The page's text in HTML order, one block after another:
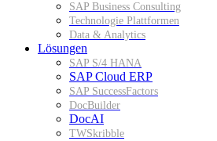
SAP Business Consulting
Technologie Plattformen
Data & Analytics
Lösungen
SAP S/4 HANA
SAP Cloud ERP
SAP SuccessFactors
DocBuilder
DocAI
TWSkribble